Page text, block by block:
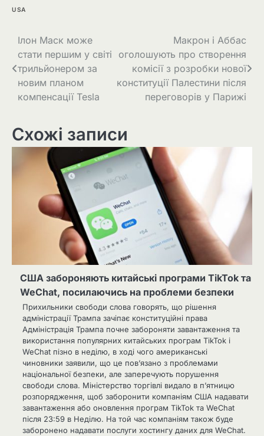
USA
Навігація
записів
Ілон Маск може
стати першим у світі
трильйонером за
новим планом
компенсації Tesla
Макрон і Аббас
оголошують про створення
комісії з розробки нової
конституції Палестини після
переговорів у Парижі
Схожі записи
США забороняють китайські програми TikTok та
WeChat, посилаючись на проблеми безпеки
Прихильники свободи слова говорять, що рішення
адміністрації Трампа зачіпає конституційні права
Адміністрація Трампа почне забороняти завантаження та
використання популярних китайських програм TikTok і
WeChat пізно в неділю, в ході чого американські
чиновники заявили, що це пов’язано з проблемами
національної безпеки, але заперечують порушення
свободи слова. Міністерство торгівлі видало в п’ятницю
розпорядження, щоб заборонити компаніям США надавати
завантаження або оновлення програм TikTok та WeChat
після 23:59 в Неділю. На той час компаніям також буде
заборонено надавати послуги хостингу даних для WeChat.